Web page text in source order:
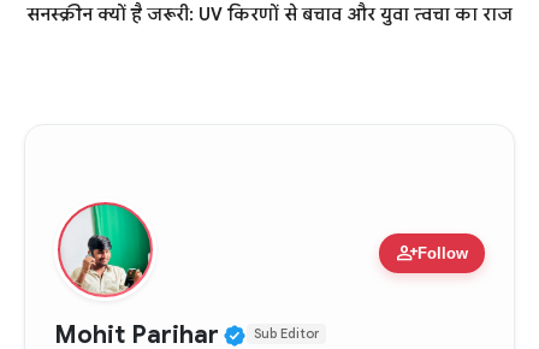
सनस्क्रीन क्यों है जरूरी: UV किरणों से बचाव और युवा त्वचा का राज
person_addFollow
Mohit Parihar Verified Public Figure •
Sub Editor